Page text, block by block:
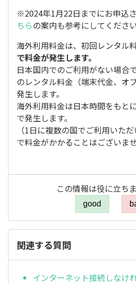
※2024年1月22日までにお申込さ
ちらの案内も参考にしてください
海外利用料金は、初回レンタル
で料金が発生します。
日本国内でのご利用がない場合
のレンタル料金（端末代金、オ
発生します。
海外利用料金は日本時間をもと
で発生します。
（1日に複数の国でご利用いた
で料金がかかることはございませ
この情報は役に立ち
good
関連する質問
インターネット接続しなけ